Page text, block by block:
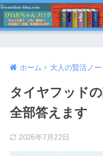
ホーム 大人の賢活ノー
タイヤフッド
全部答えます
2026年7月22日